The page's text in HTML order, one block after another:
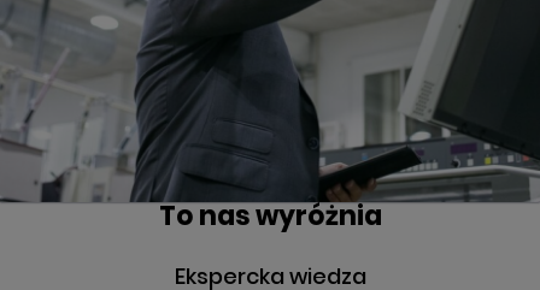
To nas wyróżnia
Ekspercka wiedza